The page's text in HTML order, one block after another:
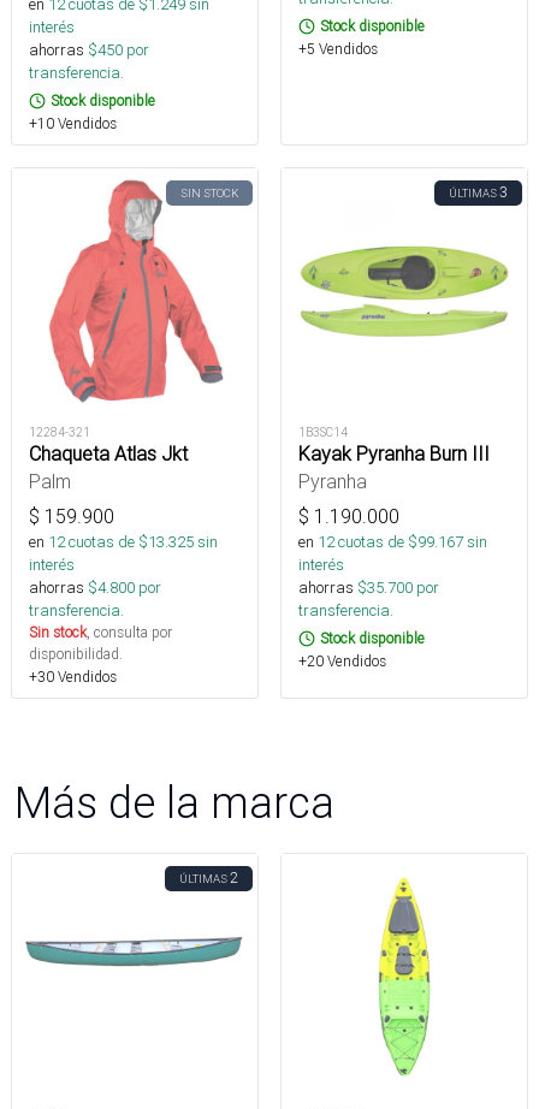
en 12cuotas de $1.249sin
interés
ahorras $450 por
transferencia.
Stock disponible
+10 Vendidos
Stock disponible
+5 Vendidos
SIN STOCK
12284-321
Chaqueta Atlas Jkt
Palm
$ 159.900
en 12cuotas de $13.325sin
interés
ahorras $4.800 por
transferencia.
Sin stock, consulta por
disponibilidad.
+30 Vendidos
ÚLTIMAS3
1B3SC14
Kayak Pyranha Burn III
Pyranha
$ 1.190.000
en 12cuotas de $99.167sin
interés
ahorras $35.700 por
transferencia.
Stock disponible
+20 Vendidos
Más de la marca
ÚLTIMAS2